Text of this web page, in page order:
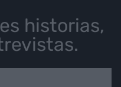
historias,